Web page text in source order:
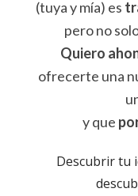
(tuya y mía) es
pero no
Quiero
ofrecerte una
y que
Descubrir tu